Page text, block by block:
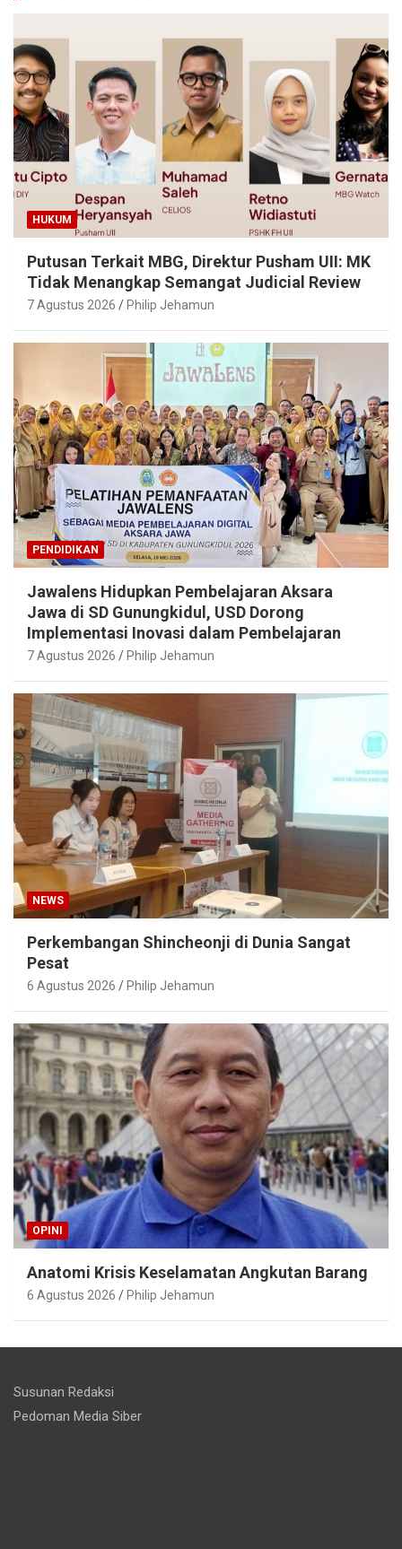
HUKUM
Putusan Terkait MBG, Direktur Pusham UII: MK
Tidak Menangkap Semangat Judicial Review
7 Agustus 2026 Philip Jehamun
PENDIDIKAN
Jawalens Hidupkan Pembelajaran Aksara
Jawa di SD Gunungkidul, USD Dorong
Implementasi Inovasi dalam Pembelajaran
7 Agustus 2026 Philip Jehamun
NEWS
Perkembangan Shincheonji di Dunia Sangat
Pesat
6 Agustus 2026 Philip Jehamun
OPINI
Anatomi Krisis Keselamatan Angkutan Barang
6 Agustus 2026 Philip Jehamun
Susunan Redaksi
Pedoman Media Siber